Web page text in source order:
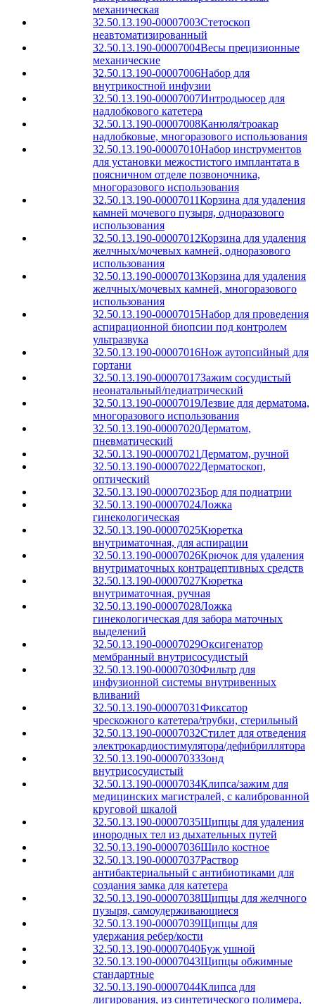
механическая
32.50.13.190-00007003Стетоскоп
неавтоматизированный
32.50.13.190-00007004Весы прецизионные
механические
32.50.13.190-00007006Набор для
внутрикостной инфузии
32.50.13.190-00007007Интродьюсер для
надлобкового катетера
32.50.13.190-00007008Канюля/троакар
надлобковые, многоразового использования
32.50.13.190-00007010Набор инструментов
для установки межостистого имплантата в
поясничном отделе позвоночника,
многоразового использования
32.50.13.190-00007011Корзина для удаления
камней мочевого пузыря, одноразового
использования
32.50.13.190-00007012Корзина для удаления
желчных/мочевых камней, одноразового
использования
32.50.13.190-00007013Корзина для удаления
желчных/мочевых камней, многоразового
использования
32.50.13.190-00007015Набор для проведения
аспирационной биопсии под контролем
ультразвука
32.50.13.190-00007016Нож аутопсийный для
гортани
32.50.13.190-00007017Зажим сосудистый
неонатальный/педиатрический
32.50.13.190-00007019Лезвие для дерматома,
многоразового использования
32.50.13.190-00007020Дерматом,
пневматический
32.50.13.190-00007021 Дерматом, ручной
32.50.13.190-00007022Дерматоскоп,
оптический
32.50.13.190-00007023Бор для подиатрии
32.50.13.190-00007024Ложка
гинекологическая
32.50.13.190-00007025Кюретка
внутриматочная, для аспирации
32.50.13.190-00007026Крючок для удаления
внутриматочных контрацептивных средств
32.50.13.190-00007027Кюретка
внутриматочная, ручная
32.50.13.190-00007028Ложка
гинекологическая для забора маточных
выделений
32.50.13.190-00007029Оксигенатор
мембранный внутрисосудистый
32.50.13.190-00007030Фильтр для
инфузионной системы внутривенных
вливаний
32.50.13.190-00007031Фиксатор
чрескожного катетера/трубки, стерильный
32.50.13.190-00007032Стилет для отведения
электрокардиостимулятора/дефибриллятора
32.50.13.190-00007033Зонд
внутрисосудистый
32.50.13.190-00007034Клипса/зажим для
медицинских магистралей, с калиброванной
круговой шкалой
32.50.13.190-00007035Щипцы для удаления
инородных тел из дыхательных путей
32.50.13.190-00007036Шило костное
32.50.13.190-00007037Раствор
антибактериальный с антибиотиками для
создания замка для катетера
32.50.13.190-00007038Щипцы для желчного
пузыря, самоудерживающиеся
32.50.13.190-00007039Щипцы для
удержания ребер/кости
32.50.13.190-00007040Буж ушной
32.50.13.190-00007043Щипцы обжимные
стандартные
32.50.13.190-00007044Клипса для
лигирования, из синтетического полимера,